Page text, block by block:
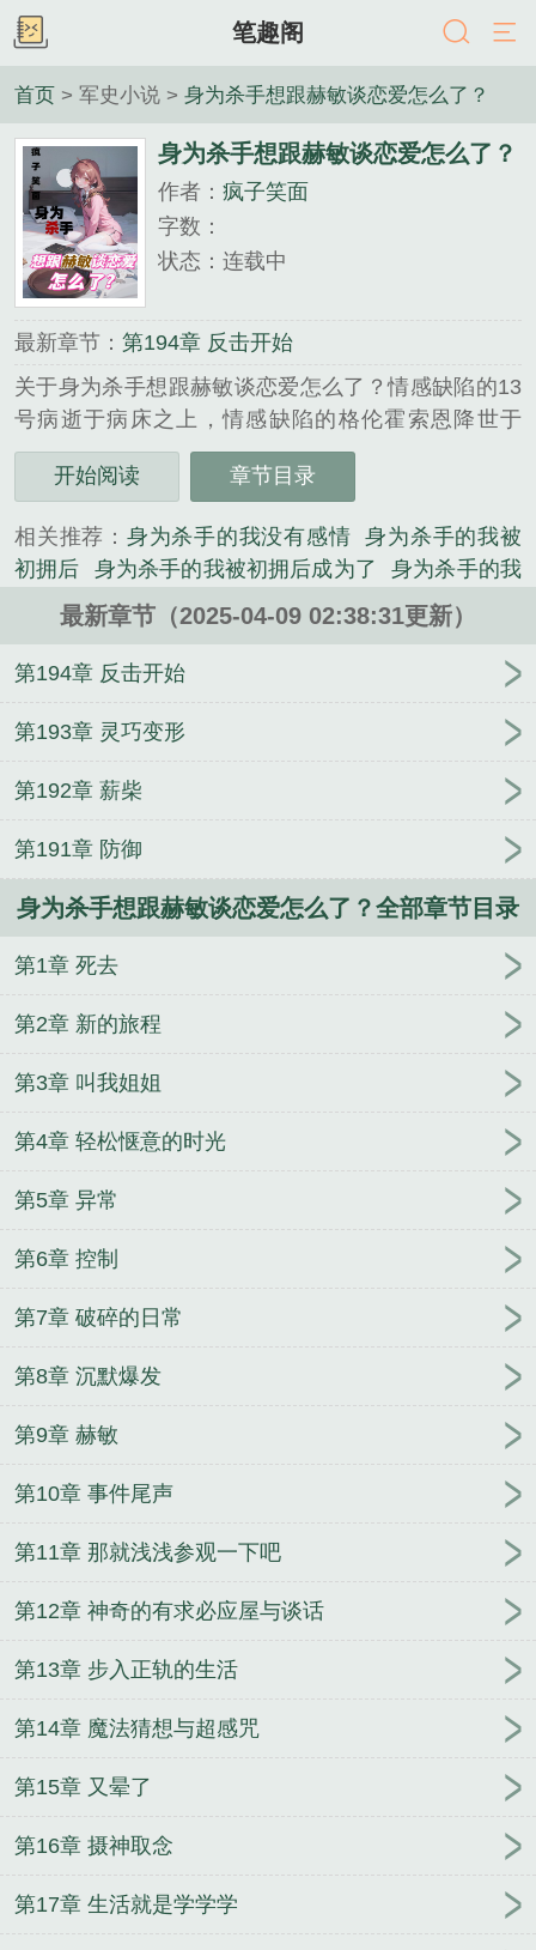
笔趣阁
首页 > 军史小说 > 身为杀手想跟赫敏谈恋爱怎么了？
身为杀手想跟赫敏谈恋爱怎么了？
作者： 疯子笑面
字数：
状态：连载中
最新章节： 第194章 反击开始
关于身为杀手想跟赫敏谈恋爱怎么了？情感缺陷的13
号病逝于病床之上，情感缺陷的格伦霍索恩降世于
1979年。厌倦前世生活的他也因此来到了全新的世
界，获得了以前完全没有，完全不敢想象的正常生
平静生活的格伦，因一次突如其来的袭击，彻底改变
了他的想法。袖中的匕首重新滑入手中，枪袋中的手
枪重新打开保险，地狱里爬出的凶兽重新睁开双眼。
了？是疯子笑面精心创作的现代言情。...
心创作的军史小说类小说。
开始阅读 章节目录
相关推荐： 身为杀手的我没有感情
身为杀手的我被
初拥后
身为杀手的我被初拥后成为了
身为杀手的我
与美少女的日常
身为杀手的我被初拥
身为杀手想跟
赫敏谈恋爱tXt
身为杀手的我by雪山行雁
身为杀手
的我被初拥后成为少女
长生之我
瓜 一人之下：让我揍天师？得加钱！
表白你不接
离开皇城，来日取你皇位
精灵之我是农场
住，催我下山
系统！我成了资本大佬
我都金丹了，你告诉我这是全法？
读心：听到郡主
心声后大反派赢了 应召男菩萨 (1V1) H 港片：刚成
坐馆，手下全是卧底？
最新章节（2025-04-09 02:38:31更新）
第194章 反击开始
第193章 灵巧变形
第192章 薪柴
第191章 防御
身为杀手想跟赫敏谈恋爱怎么了？全部章节目录
第1章 死去
第2章 新的旅程
第3章 叫我姐姐
第4章 轻松惬意的时光
第5章 异常
第6章 控制
第7章 破碎的日常
第8章 沉默爆发
第9章 赫敏
第10章 事件尾声
第11章 那就浅浅参观一下吧
第12章 神奇的有求必应屋与谈话
第13章 步入正轨的生活
第14章 魔法猜想与超感咒
第15章 又晕了
第16章 摄神取念
第17章 生活就是学学学